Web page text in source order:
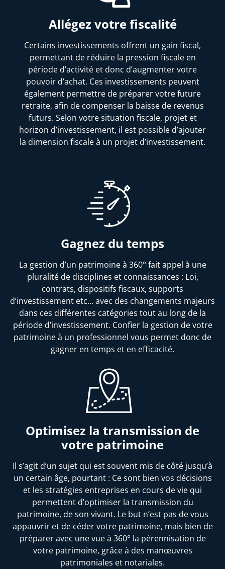
Allégez votre fiscalité
Certains investissements offrent un gain fiscal,
permettant de réduire la pression fiscale en
période d’activité et donc d’augmenter votre
pouvoir d’achat. Ces investissements peuvent
également permettre de préparer votre future
retraite, afin de compenser la baisse de revenus
futurs. Selon votre situation fiscale, projet et
horizon d’investissement, il est possible d’ajouter
la dimension fiscale à un projet d’investissement.
Gagnez du temps
La gestion d’un patrimoine à 360° fait appel à une
pluralité de disciplines et connaissances : Loi,
contrats, dispositifs fiscaux, supports
d’investissement etc… avec des changements majeurs
dans ces différentes catégories tout au long de la
période d’investissement. Confier la gestion de votre
patrimoine à un professionnel vous permet donc de
gagner en temps et en efficacité.
Optimisez la transmission de
votre patrimoine
Il s’agit d’un sujet qui est souvent mis de côté jusqu’à
un certain âge, pourtant : Ce sont bien vos décisions
et les stratégies entreprises en cours de vie qui
permettent d’optimiser la transmission du
patrimoine, de son vivant. Le but n’est pas de vous
appauvrir et de céder votre patrimoine, mais bien de
préparer avec une vue à 360° la pérennisation de
votre patrimoine, grâce à des manœuvres
patrimoniales et notariales.